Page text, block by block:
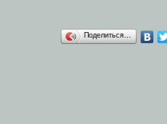
Поделиться…